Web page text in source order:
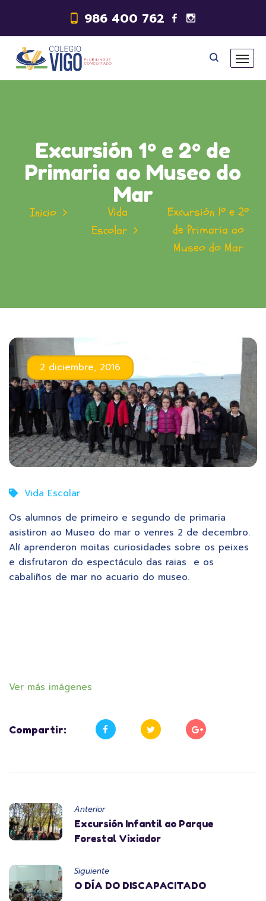
986 400 762
Excursión 1º e 2º de
Primaria ao Museo do
Mar
Inicio
Vida
Escolar
Excursión 1º e 2º
de Primaria ao
Museo do Mar
2 diciembre, 2016
Vida Escolar
Os alumnos de primeiro e segundo de primaria
asistiron ao Museo do mar o venres 2 de decembro.
Alí aprenderon moitas curiosidades sobre os peixes
e disfrutaron do espectáculo das raias e os
cabaliños de mar no acuario do museo.
Ver más imágenes
Compartir:
Anterior
Excursión Infantil ao Parque
Forestal Vixiador
Siguiente
O DÍA DO DISCAPACITADO